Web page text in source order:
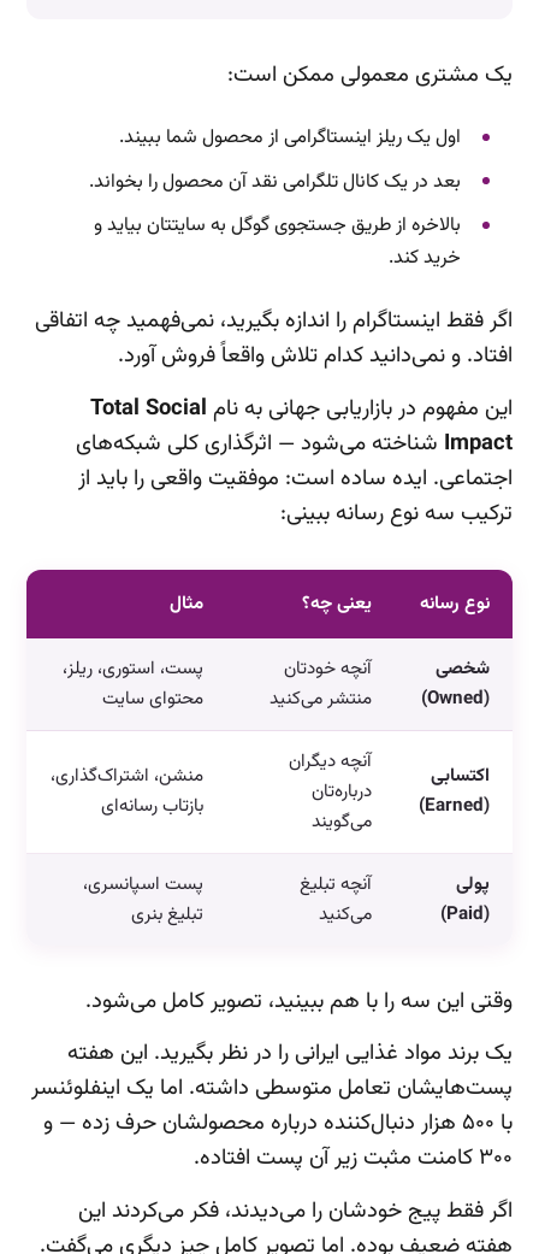
یک مشتری معمولی ممکن است:
اول یک ریلز اینستاگرامی از محصول شما ببیند.
بعد در یک کانال تلگرامی نقد آن محصول را بخواند.
بالاخره از طریق جستجوی گوگل به سایتتان بیاید و
خرید کند.
اگر فقط اینستاگرام را اندازه بگیرید، نمی‌فهمید چه اتفاقی
افتاد. و نمی‌دانید کدام تلاش واقعاً فروش آورد.
این مفهوم در بازاریابی جهانی به نام Total Social
Impact شناخته می‌شود — اثرگذاری کلی شبکه‌های
اجتماعی. ایده ساده است: موفقیت واقعی را باید از
ترکیب سه نوع رسانه ببینی:
نوع رسانه یعنی چه؟ مثال
شخصی
(Owned)
آنچه خودتان
منتشر می‌کنید
پست، استوری، ریلز،
محتوای سایت
اکتسابی
(Earned)
آنچه دیگران
درباره‌تان
می‌گویند
منشن، اشتراک‌گذاری،
بازتاب رسانه‌ای
پولی
(Paid)
آنچه تبلیغ
می‌کنید
پست اسپانسری،
تبلیغ بنری
وقتی این سه را با هم ببینید، تصویر کامل می‌شود.
یک برند مواد غذایی ایرانی را در نظر بگیرید. این هفته
پست‌هایشان تعامل متوسطی داشته. اما یک اینفلوئنسر
با ۵۰۰ هزار دنبال‌کننده درباره محصولشان حرف زده — و
۳۰۰ کامنت مثبت زیر آن پست افتاده.
اگر فقط پیج خودشان را می‌دیدند، فکر می‌کردند این
هفته ضعیف بوده. اما تصویر کامل چیز دیگری می‌گفت.